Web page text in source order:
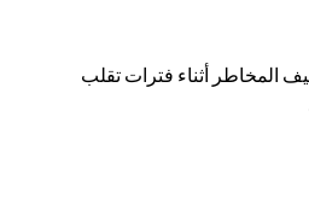
المخاطر أثناء فترات تقلب